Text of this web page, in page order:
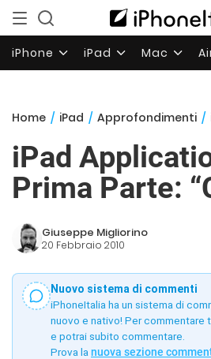
iPhone iPad Mac
Home / iPad / Approfondimenti /
iPad
Prima Parte:
Giuseppe Migliorino
20 Febbraio 2010
Nuovo sistema di commenti
iPhoneItalia ha un sistema di
nuovo e nativo! Per commentare
e potrai subito commentare.
Prova la nuova sezione